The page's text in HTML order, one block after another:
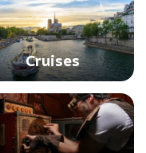
Cruises